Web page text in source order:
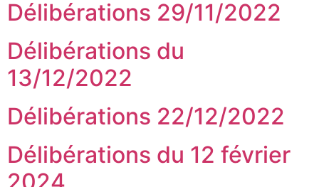
Délibérations 29/11/2022
Délibérations du
13/12/2022
Délibérations 22/12/2022
Délibérations du 12 février